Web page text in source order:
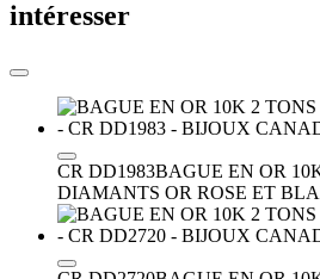
intéresser
CR DD1983BAGUE EN OR
DIAMANTS OR ROSE ET